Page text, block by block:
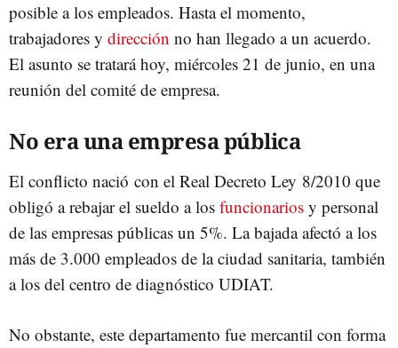
posible a los empleados. Hasta el momento,
trabajadores y dirección no han llegado a un acuerdo.
El asunto se tratará hoy, miércoles 21 de junio, en una
reunión del comité de empresa.
No era una empresa pública
El conflicto nació con el Real Decreto Ley 8/2010 que
obligó a rebajar el sueldo a los funcionarios y personal
de las empresas públicas un 5%. La bajada afectó a los
más de 3.000 empleados de la ciudad sanitaria, también
a los del centro de diagnóstico UDIAT.
No obstante, este departamento fue mercantil con forma